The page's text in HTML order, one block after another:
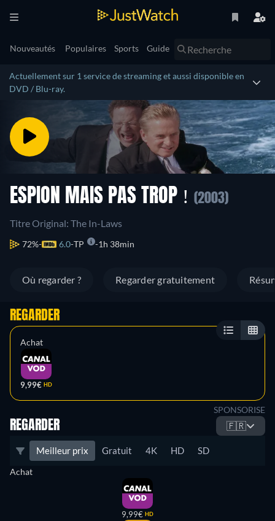
Nouveautés Populaires Sports Guide
Actuellement sur 1 service de streaming et aussi disponible en
DVD / Blu-ray.
ESPION MAIS PAS TROP ! (2003)
Titre Original: The In-Laws
72% 6.0 TP 1h 38min
Où regarder ? Regarder gratuitement
REGARDER
Achat
9,99€ HD
SPONSORISE
REGARDER 🇫🇷
Meilleur prix Gratuit 4K HD SD
Achat
9,99€ HD